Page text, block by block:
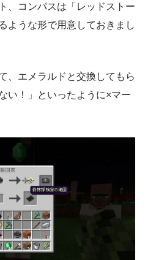
、コンパスは「レッドストー
ような形で用意しておきまし
、エメラルドと交換してもら
い！」といったように×マー